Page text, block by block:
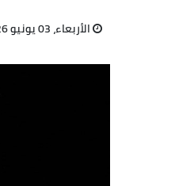
الأربعاء، 03 يونيو 2026 09:09 م